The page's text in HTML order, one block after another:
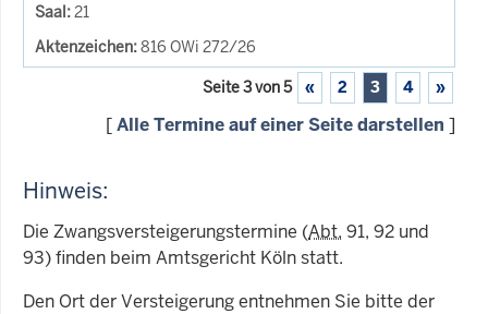
21
816 OWi 272/26
Seite 3 von 5 « 2 3 4 »
[Alle Termine auf einer Seite darstellen ]
Hinweis:
Die Zwangsversteigerungstermine (Abt. 91, 92 und
93) finden beim Amtsgericht Köln statt.
Den Ort der Versteigerung entnehmen Sie bitte der